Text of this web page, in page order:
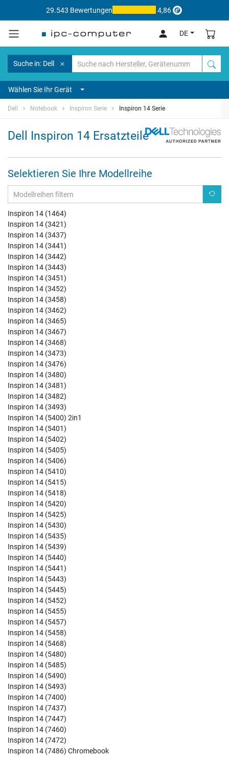
29.543 Bewertungen 4,86
DE
Suche in: Dell
Wählen Sie Ihr Gerät
Dell Notebook Inspiron Serie Inspiron 14 Serie
Dell Inspiron 14 Ersatzteile
Selektieren Sie Ihre Modellreihe
Inspiron 14 (1464)
Inspiron 14 (3421)
Inspiron 14 (3437)
Inspiron 14 (3441)
Inspiron 14 (3442)
Inspiron 14 (3443)
Inspiron 14 (3451)
Inspiron 14 (3452)
Inspiron 14 (3458)
Inspiron 14 (3462)
Inspiron 14 (3465)
Inspiron 14 (3467)
Inspiron 14 (3468)
Inspiron 14 (3473)
Inspiron 14 (3476)
Inspiron 14 (3480)
Inspiron 14 (3481)
Inspiron 14 (3482)
Inspiron 14 (3493)
Inspiron 14 (5400) 2in1
Inspiron 14 (5401)
Inspiron 14 (5402)
Inspiron 14 (5405)
Inspiron 14 (5406)
Inspiron 14 (5410)
Inspiron 14 (5415)
Inspiron 14 (5418)
Inspiron 14 (5420)
Inspiron 14 (5425)
Inspiron 14 (5430)
Inspiron 14 (5435)
Inspiron 14 (5439)
Inspiron 14 (5440)
Inspiron 14 (5441)
Inspiron 14 (5443)
Inspiron 14 (5445)
Inspiron 14 (5452)
Inspiron 14 (5455)
Inspiron 14 (5457)
Inspiron 14 (5458)
Inspiron 14 (5468)
Inspiron 14 (5480)
Inspiron 14 (5485)
Inspiron 14 (5490)
Inspiron 14 (5493)
Inspiron 14 (7400)
Inspiron 14 (7437)
Inspiron 14 (7447)
Inspiron 14 (7460)
Inspiron 14 (7472)
Inspiron 14 (7486) Chromebook